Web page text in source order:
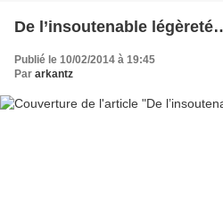
De l’insoutenable
Publié le 10/02/2014 à 19:45
Par arkantz